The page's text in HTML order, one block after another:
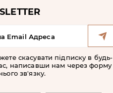
скасувати підписку в будь-
написавши нам через форму
зв'язку.